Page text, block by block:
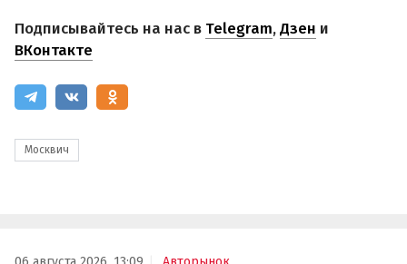
Подписывайтесь на нас в Telegram,Дзен и
ВКонтакте
Москвич